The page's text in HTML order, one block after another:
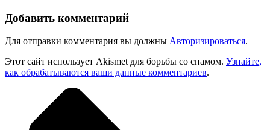
Добавить комментарий
Для отправки комментария вы должны Авторизироваться.
Этот сайт использует Akismet для борьбы со спамом. Узнайте,
как обрабатываются ваши данные комментариев.